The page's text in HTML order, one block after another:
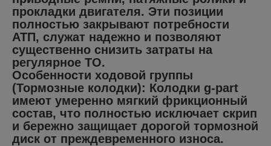
прокладки двигателя. Эти позиции
полностью закрывают потребности
АТП, служат надежно и позволяют
существенно снизить затраты на
регулярное ТО.
Особенности ходовой группы
(Тормозные колодки): Колодки g-part
имеют умеренно мягкий фрикционный
состав, что полностью исключает скрип
и бережно защищает дорогой тормозной
диск от преждевременного износа.